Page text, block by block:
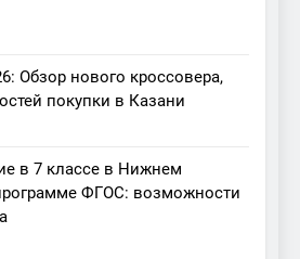
Обзор нового кроссовера,
покупки в Казани
в 7 классе в Нижнем
ФГОС: возможности